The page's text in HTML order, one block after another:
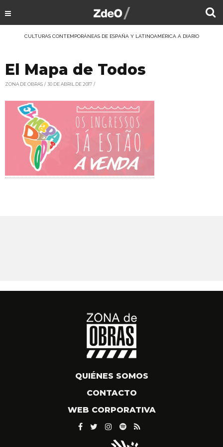
CULTURAS CONTEMPORÁNEAS DE ESPAÑA Y LATINOAMÉRICA A DIARIO
El Mapa de Todos
ZONA DE OBRAS 30 DE ABRIL DE 2017
QUIÉNES SOMOS
CONTACTO
WEB CORPORATIVA